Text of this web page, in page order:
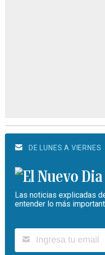
DE LUNES A VIERNES
Las noticias explicadas
entender lo más